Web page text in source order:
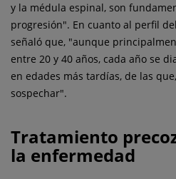
y la médula espinal, son
progresión". En cuanto al perfil
señaló que, "aunque
entre 20 y 40 años, cada año se
en edades más tardías, de las
sospechar".
Tratamiento
la enfermedad